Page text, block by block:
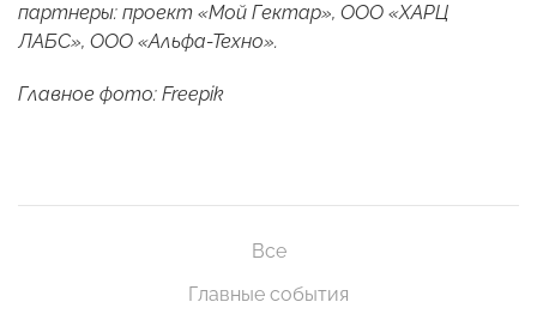
партнеры: проект «Мой Гектар», ООО «ХАРЦ
ЛАБС», ООО «Альфа-Техно».
Главное фото: Freepik
Все
Главные события